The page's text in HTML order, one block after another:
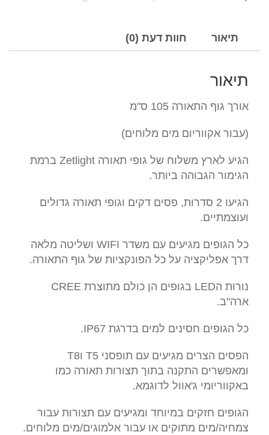
אורך
גוף
105ס''מ
אקווריום
מים
מלוחים)
תיאור חוות דעת (0)
תיאור
אורך גוף התאורה 105 ס"מ
(עבור אקווריום מים מלוחים)
הגיע לארץ משלוח של גופי תאורה Zetlight ברמת
הגימור הגבוהה ביותר.
הגיעו 2 סדרות, פסים דקים וגופי תאורה גדולים
ועוצמתיים.
כל הגופים מגיעים עם משדר WIFI ושליטה מלאה
דרך אפליקציה על כל הפונקציות של גוף התאורה.
נורות הLED בגופים הן כולם מתוצרת CREE
ארה"ב.
כל הגופים חסינים למים בדרגת IP67.
הפסים הצרים מגיעים עם תופסני T5 וT8
ומאפשרים התקנה בתוך תצורות תאורה כמו
באקווריומי ג'אוול לדוגמא.
הגופים חזקים במיוחד ומגיעים עם תצורות עבור
צמחיה/מים מתוקים או עבור אלמוגים/מים מלוחים.